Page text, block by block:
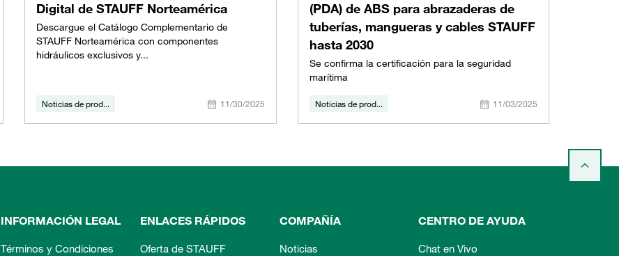
Digital de STAUFF Norteamérica
Descargue el Catálogo Complementario de
STAUFF Norteamérica con componentes
hidráulicos exclusivos y...
Noticias de prod... 11/30/2025
(PDA) de ABS para abrazaderas de
tuberías, mangueras y cables STAUFF
hasta 2030
Se confirma la certificación para la seguridad
marítima
Noticias de prod... 11/03/2025
INFORMACIÓN LEGAL
Términos y Condiciones
ENLACES RÁPIDOS
Oferta de STAUFF
COMPAÑÍA
Noticias
CENTRO DE AYUDA
Chat en Vivo